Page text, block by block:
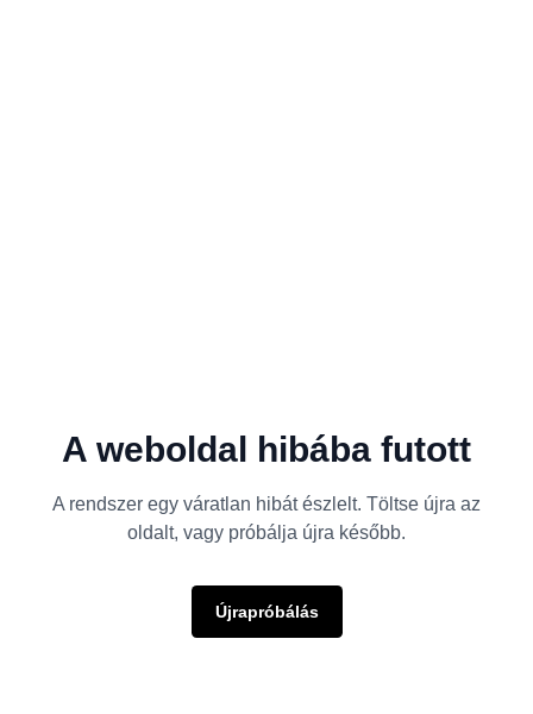
A weboldal hibába futott
A rendszer egy váratlan hibát észlelt. Töltse újra az
oldalt, vagy próbálja újra később.
Újrapróbálás